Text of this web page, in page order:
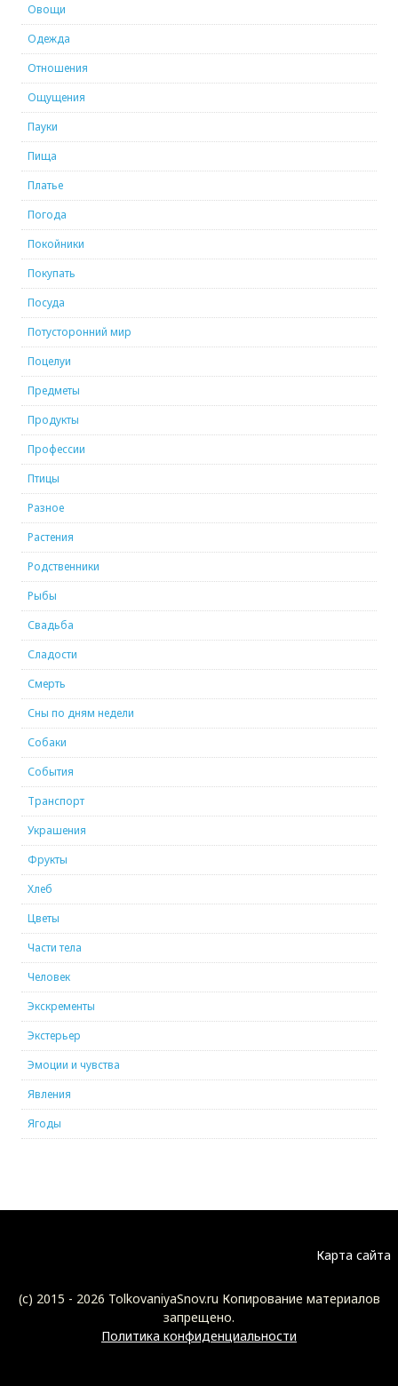
Овощи
Одежда
Отношения
Ощущения
Пауки
Пища
Платье
Погода
Покойники
Покупать
Посуда
Потусторонний мир
Поцелуи
Предметы
Продукты
Профессии
Птицы
Разное
Растения
Родственники
Рыбы
Свадьба
Сладости
Смерть
Сны по дням недели
Собаки
События
Транспорт
Украшения
Фрукты
Хлеб
Цветы
Части тела
Человек
Экскременты
Экстерьер
Эмоции и чувства
Явления
Ягоды
Карта сайта
(c) 2015 - 2026 TolkovaniyaSnov.ru Копирование материалов
запрещено.
Политика конфиденциальности